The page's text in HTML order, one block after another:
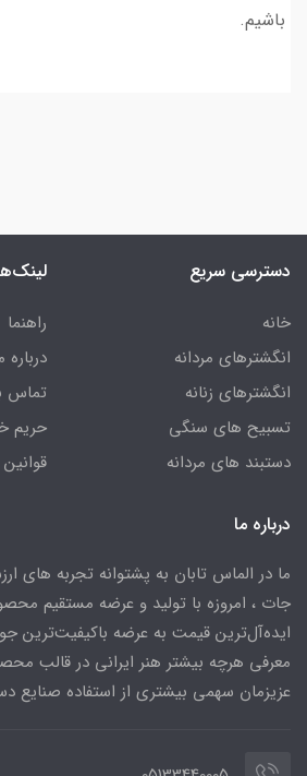
باشیم.
دسترسی سریع
خانه
انگشترهای مردانه
انگشترهای زنانه
تسبیح های سنگی
دستبند های مردانه
راهنما
درباره
تماس
حریم
درباره ما
ما در الماس تابان به پشتوانه تجربه های
جات ، امروزه با تولید و عرضه مستقیم
ایده‌آل‌ترین قیمت به عرضه باکیفیت‌ترین
معرفی هرچه بیشتر هنر ایرانی در قالب
عزیزمان سهمی بیشتری از استفاده صنایع